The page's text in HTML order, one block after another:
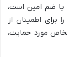
یا ضم امین است،
برای اطمینان از
مورد حمایت،